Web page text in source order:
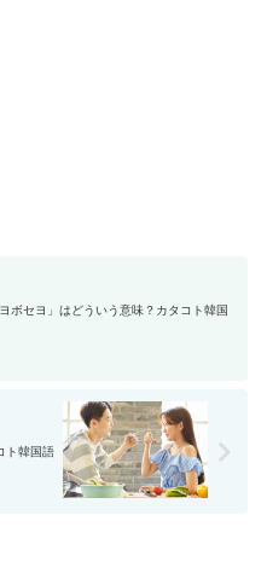
ボセヨ」はどういう意味？カタコト韓国
ト韓国語